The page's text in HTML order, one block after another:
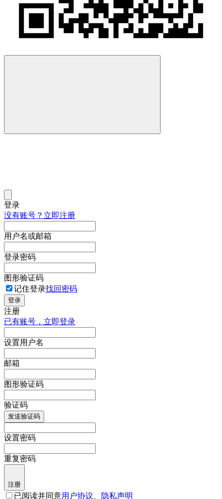
登录
没有账号？立即注册
用户名或邮箱
登录密码
图形验证码
记住登录找回密码
登录
注册
已有账号，立即登录
设置用户名
邮箱
图形验证码
验证码
发送验证码
设置密码
重复密码
注册
已阅读并同意用户协议 隐私声明